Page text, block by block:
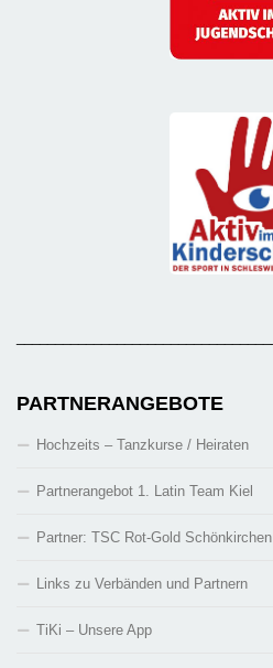
PARTNERANGEBOTE
Hochzeits – Tanzkurse / Heiraten
Partnerangebot 1. Latin Team Kiel
Partner: TSC Rot-Gold Schönkirchen
Links zu Verbänden und Partnern
TiKi – Unsere App